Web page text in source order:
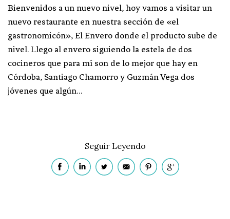
Bienvenidos a un nuevo nivel, hoy vamos a visitar un
nuevo restaurante en nuestra sección de «el
gastronomicón», El Envero donde el producto sube de
nivel. Llego al envero siguiendo la estela de dos
cocineros que para mí son de lo mejor que hay en
Córdoba, Santiago Chamorro y Guzmán Vega dos
jóvenes que algún…
Seguir Leyendo